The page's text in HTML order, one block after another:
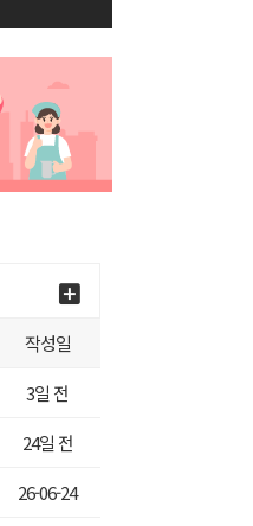
작성일
3일 전
24일 전
26-06-24